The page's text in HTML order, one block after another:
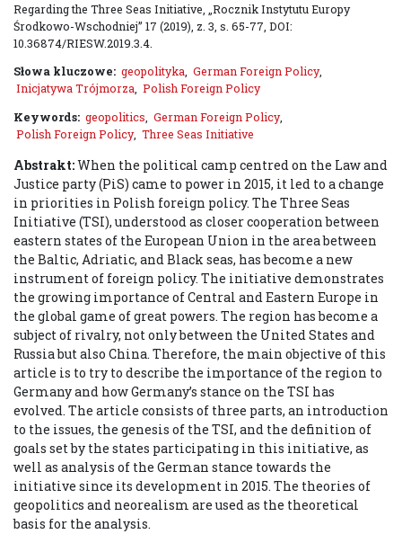
Regarding the Three Seas Initiative, „Rocznik Instytutu Europy
Środkowo-Wschodniej” 17 (2019), z. 3, s. 65-77, DOI:
10.36874/RIESW.2019.3.4.
Słowa kluczowe: geopolityka, German Foreign Policy,
Inicjatywa Trójmorza, Polish Foreign Policy
Keywords: geopolitics German Foreign Policy,
Polish Foreign Policy, Three Seas Initiative
Abstrakt:When the political camp centred on the Law and
Justice party (PiS) came to power in 2015, it led to a change
in priorities in Polish foreign policy. The Three Seas
Initiative (TSI), understood as closer cooperation between
eastern states of the European Union in the area between
the Baltic, Adriatic, and Black seas, has become a new
instrument of foreign policy. The initiative demonstrates
the growing importance of Central and Eastern Europe in
the global game of great powers. The region has become a
subject of rivalry, not only between the United States and
Russia but also China. Therefore, the main objective of this
article is to try to describe the importance of the region to
Germany and how Germany’s stance on the TSI has
evolved. The article consists of three parts, an introduction
to the issues, the genesis of the TSI, and the definition of
goals set by the states participating in this initiative, as
well as analysis of the German stance towards the
initiative since its development in 2015. The theories of
geopolitics and neorealism are used as the theoretical
basis for the analysis.